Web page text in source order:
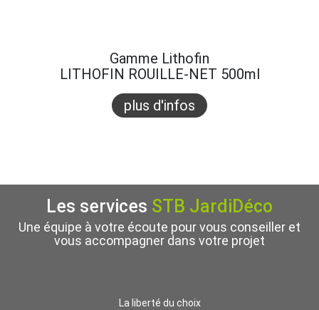
Gamme Lithofin
LITHOFIN ROUILLE-NET 500ml
plus d'infos
Les services STB JardiDéco
Une équipe à votre écoute pour vous conseiller et
vous accompagner dans votre projet
La liberté du choix